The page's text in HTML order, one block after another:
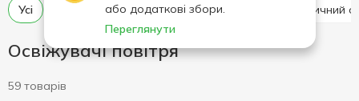
або додаткові збори.
Переглянути
Усі Аерозольний освіжувач повітря Автоматичний
Освіжувачі повітря
59 товарів